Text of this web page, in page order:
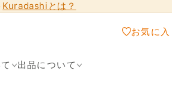
Kuradashiとは？
お気に入
出品について